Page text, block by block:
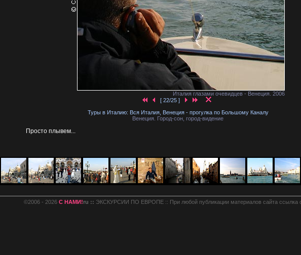
Италия глазами очевидцев - Венеция. 2006
[ 22/25 ]
Туры в Италию: Вся Италия, Венеция - прогулка по Большому Каналу
Венеция. Город-сон, город-видение
Просто плывем...
©2006 - 2026 С НАМИ!ru :: ЭКСКУРСИИ ПО ЕВРОПЕ :: При любой публикации материалов сайта ссылка